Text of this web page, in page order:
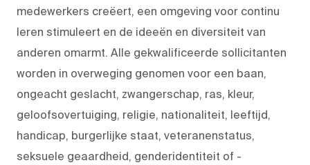
medewerkers creëert, een omgeving voor continu
leren stimuleert en de ideeën en diversiteit van
anderen omarmt. Alle gekwalificeerde sollicitanten
worden in overweging genomen voor een baan,
ongeacht geslacht, zwangerschap, ras, kleur,
geloofsovertuiging, religie, nationaliteit, leeftijd,
handicap, burgerlijke staat, veteranenstatus,
seksuele geaardheid, genderidentiteit of -